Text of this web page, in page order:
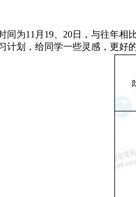
间为11月19、20日，与往年
计划，给同学一些灵感，更好